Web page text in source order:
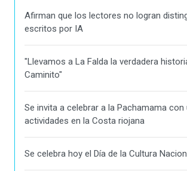
Afirman que los lectores no logran
escritos por IA
"Llevamos a La Falda la verdadera
Caminito"
Se invita a celebrar a la Pachamama
actividades en la Costa riojana
Se celebra hoy el Día de la Cultura